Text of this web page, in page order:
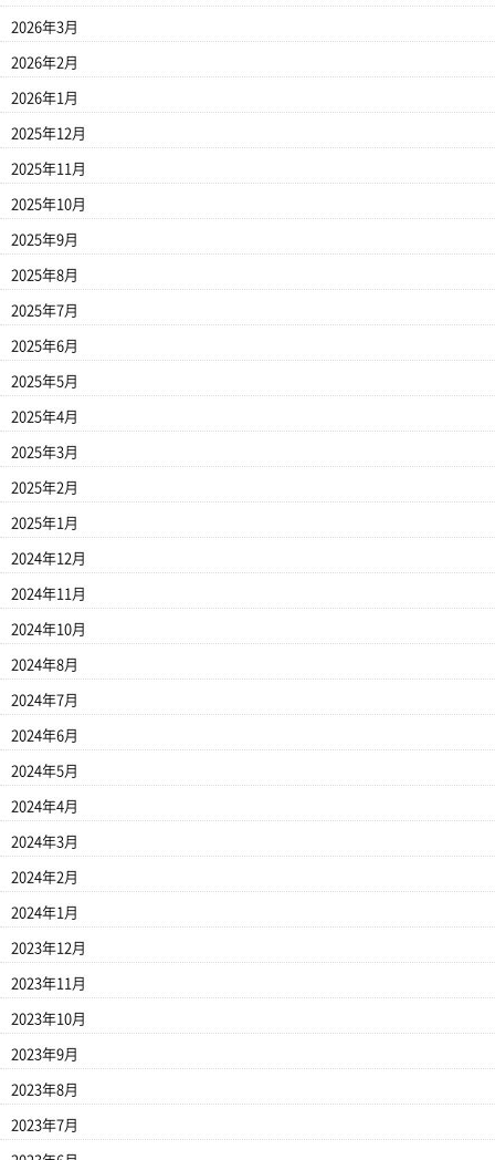
2026年3月
2026年2月
2026年1月
2025年12月
2025年11月
2025年10月
2025年9月
2025年8月
2025年7月
2025年6月
2025年5月
2025年4月
2025年3月
2025年2月
2025年1月
2024年12月
2024年11月
2024年10月
2024年8月
2024年7月
2024年6月
2024年5月
2024年4月
2024年3月
2024年2月
2024年1月
2023年12月
2023年11月
2023年10月
2023年9月
2023年8月
2023年7月